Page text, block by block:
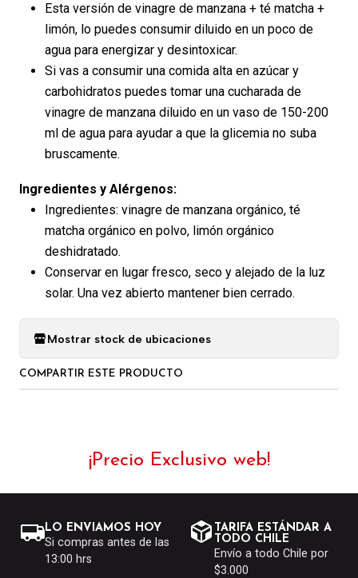
Esta versión de vinagre de manzana + té matcha +
limón, lo puedes consumir diluido en un poco de
agua para energizar y desintoxicar.
Si vas a consumir una comida alta en azúcar y
carbohidratos puedes tomar una cucharada de
vinagre de manzana diluido en un vaso de 150-200
ml de agua para ayudar a que la glicemia no suba
bruscamente.
Ingredientes y Alérgenos:
Ingredientes: vinagre de manzana orgánico, té
matcha orgánico en polvo, limón orgánico
deshidratado.
Conservar en lugar fresco, seco y alejado de la luz
solar. Una vez abierto mantener bien cerrado.
Mostrar stock de ubicaciones
COMPARTIR ESTE PRODUCTO
¡Precio Exclusivo web!
LO ENVIAMOS HOY
Si compras antes de las
13:00 hrs
TARIFA ESTÁNDAR A
TODO CHILE
Envío a todo Chile por
$3.000